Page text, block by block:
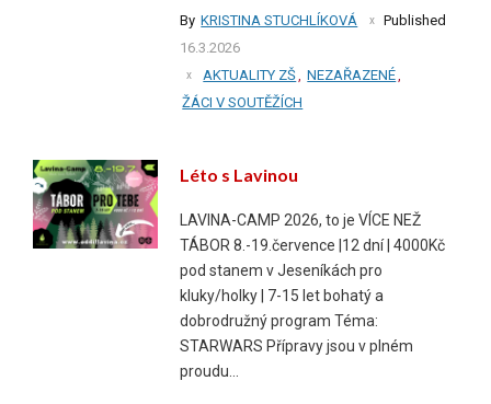
By KRISTINA STUCHLÍKOVÁ
Published
16.3.2026
AKTUALITY ZŠ, NEZAŘAZENÉ,
ŽÁCI V SOUTĚŽÍCH
Léto s Lavinou
LAVINA-CAMP 2026, to je VÍCE NEŽ
TÁBOR 8.-19.července |12 dní | 4000Kč
pod stanem v Jeseníkách pro
kluky/holky | 7-15 let bohatý a
dobrodružný program Téma:
STARWARS Přípravy jsou v plném
proudu...